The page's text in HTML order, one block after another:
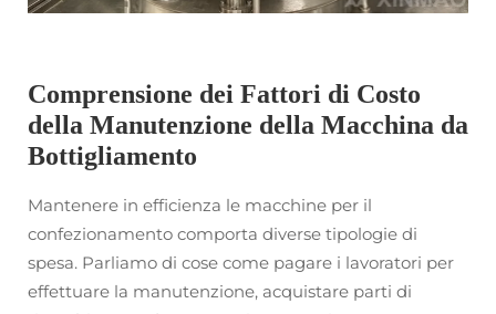
Comprensione dei Fattori di Costo
della Manutenzione della Macchina da
Bottigliamento
Mantenere in efficienza le macchine per il
confezionamento comporta diverse tipologie di
spesa. Parliamo di cose come pagare i lavoratori per
effettuare la manutenzione, acquistare parti di